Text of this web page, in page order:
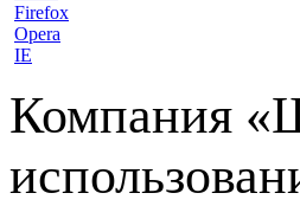
Firefox
Opera
IE
Компания